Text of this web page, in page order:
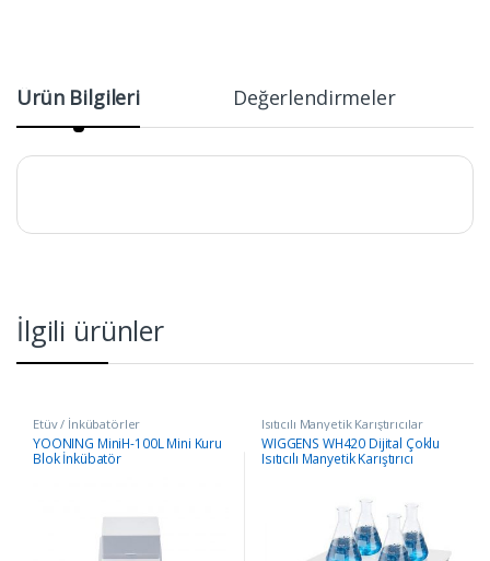
Ürün Bilgileri Değerlendirmeler
İlgili ürünler
Etüv / İnkübatörler
YOONING MiniH-100L Mini Kuru
Blok İnkübatör
Isıtıcılı Manyetik Karıştırıcılar
WIGGENS WH420 Dijital Çoklu
Isıtıcılı Manyetik Karıştırıcı